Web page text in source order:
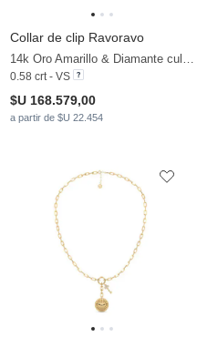
Collar de clip Ravoravo
14k Oro Amarillo & Diamante cultivado en laboratorio
0.58 crt - VS
$U 168.579,00
a partir de $U 22.454